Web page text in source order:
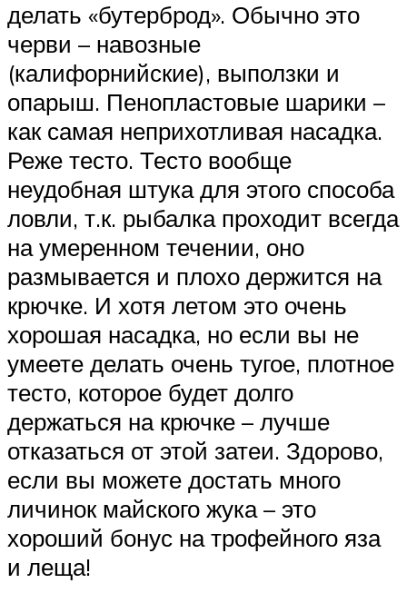
делать «бутерброд». Обычно это
черви – навозные
(калифорнийские), выползки и
опарыш. Пенопластовые шарики –
как самая неприхотливая насадка.
Реже тесто. Тесто вообще
неудобная штука для этого способа
ловли, т.к. рыбалка проходит всегда
на умеренном течении, оно
размывается и плохо держится на
крючке. И хотя летом это очень
хорошая насадка, но если вы не
умеете делать очень тугое, плотное
тесто, которое будет долго
держаться на крючке – лучше
отказаться от этой затеи. Здорово,
если вы можете достать много
личинок майского жука – это
хороший бонус на трофейного яза
и леща!